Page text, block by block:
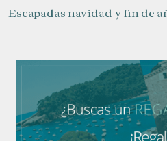
Escapadas navidad y fin de